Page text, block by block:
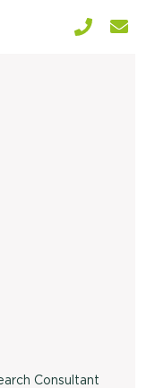
Consultant